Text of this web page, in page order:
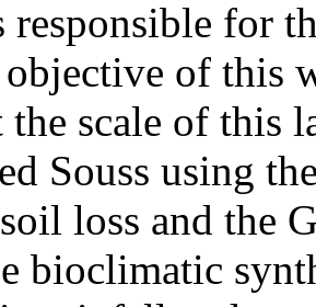
responsible for
objective of this
the scale of this
Souss using
loss and the
bioclimatic